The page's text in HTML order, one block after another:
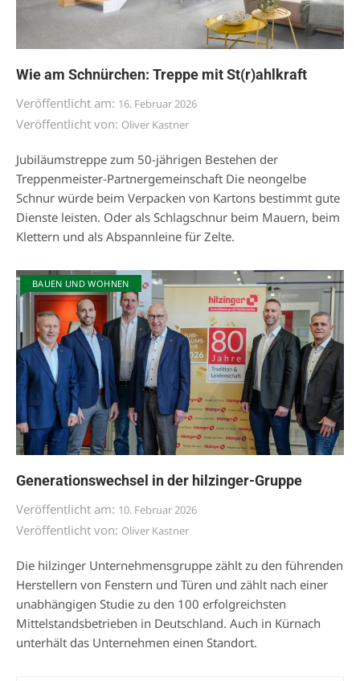
Wie am Schnürchen: Treppe mit St(r)ahlkraft
Veröffentlicht am: 16. Februar 2026
Veröffentlicht von: Oliver Kastner
Jubiläumstreppe zum 50-jährigen Bestehen der
Treppenmeister-Partnergemeinschaft Die neongelbe
Schnur würde beim Verpacken von Kartons bestimmt gute
Dienste leisten. Oder als Schlagschnur beim Mauern, beim
Klettern und als Abspannleine für Zelte.
BAUEN UND WOHNEN
Generationswechsel in der hilzinger-Gruppe
Veröffentlicht am: 10. Februar 2026
Veröffentlicht von: Oliver Kastner
Die hilzinger Unternehmensgruppe zählt zu den führenden
Herstellern von Fenstern und Türen und zählt nach einer
unabhängigen Studie zu den 100 erfolgreichsten
Mittelstandsbetrieben in Deutschland. Auch in Kürnach
unterhält das Unternehmen einen Standort.